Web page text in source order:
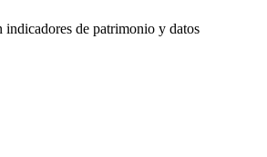
indicadores de patrimonio y datos